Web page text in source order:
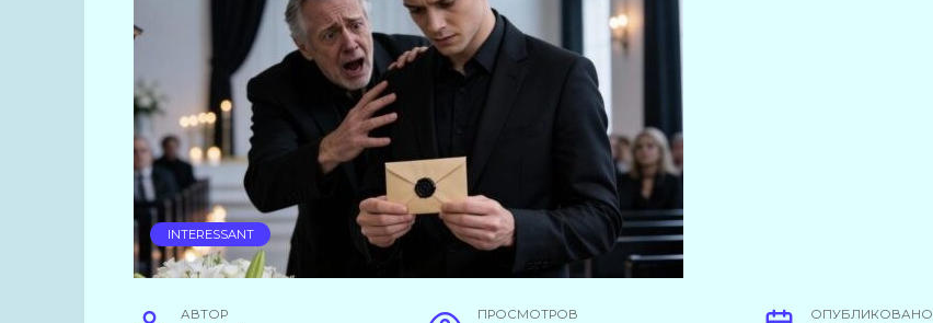
INTERESSANT
АВТОР ПРОСМОТРОВ ОПУБЛИКОВАНО